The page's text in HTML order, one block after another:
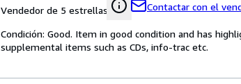
Vendedor de 5 estrellas
Contactar con el
Condición: Good. Item in good condition and has
supplemental items such as CDs, info-trac etc.